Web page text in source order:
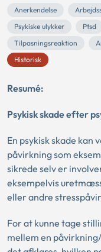
Anerkendelse
Psykiske ulykker
Ptsd
Tilpasningsreaktion
Historisk
Resumé:
Psykisk skade efter
En psykisk skade
påvirkning som
sikrede selv er
eksempelvis
eller andre
For at kunne tage
mellem en